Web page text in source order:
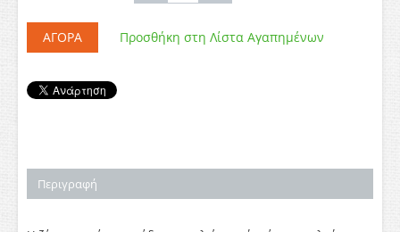
ΑΓΟΡΆ Προσθήκη στη Λίστα Αγαπημένων
Περιγραφή